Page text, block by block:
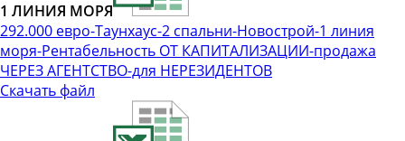
1 ЛИНИЯ МОРЯ
292.000 евро-Таунхаус-2 спальни-Новострой-1 линия
моря-Рентабельность ОТ КАПИТАЛИЗАЦИИ-продажа
ЧЕРЕЗ АГЕНТСТВО-для НЕРЕЗИДЕНТОВ
Скачать файл